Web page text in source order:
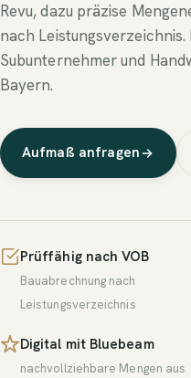
Revu, dazu präzise
nach
Subunternehmer und
Bayern.
Aufmaß anfragen
Prüffähig nach VOB
Bauabrechnung nach
Leistungsverzeichnis
Digital mit Bluebeam
nachvollziehbare Mengen aus